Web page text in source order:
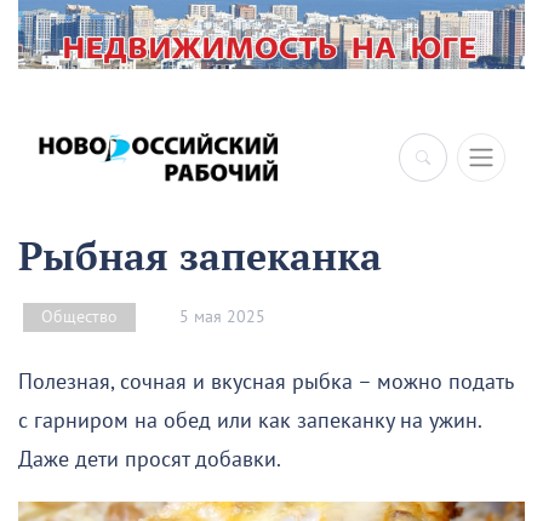
×
Рыбная запеканка
Общество 5 мая 2025
Полезная, сочная и вкусная рыбка – можно подать
с гарниром на обед или как запеканку на ужин.
Даже дети просят добавки.